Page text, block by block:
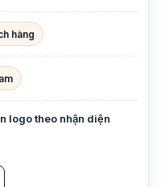
hàng
logo theo nhận diện